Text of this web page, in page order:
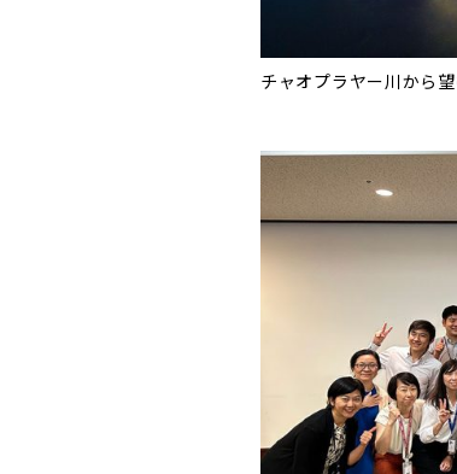
チャオプラヤー川から